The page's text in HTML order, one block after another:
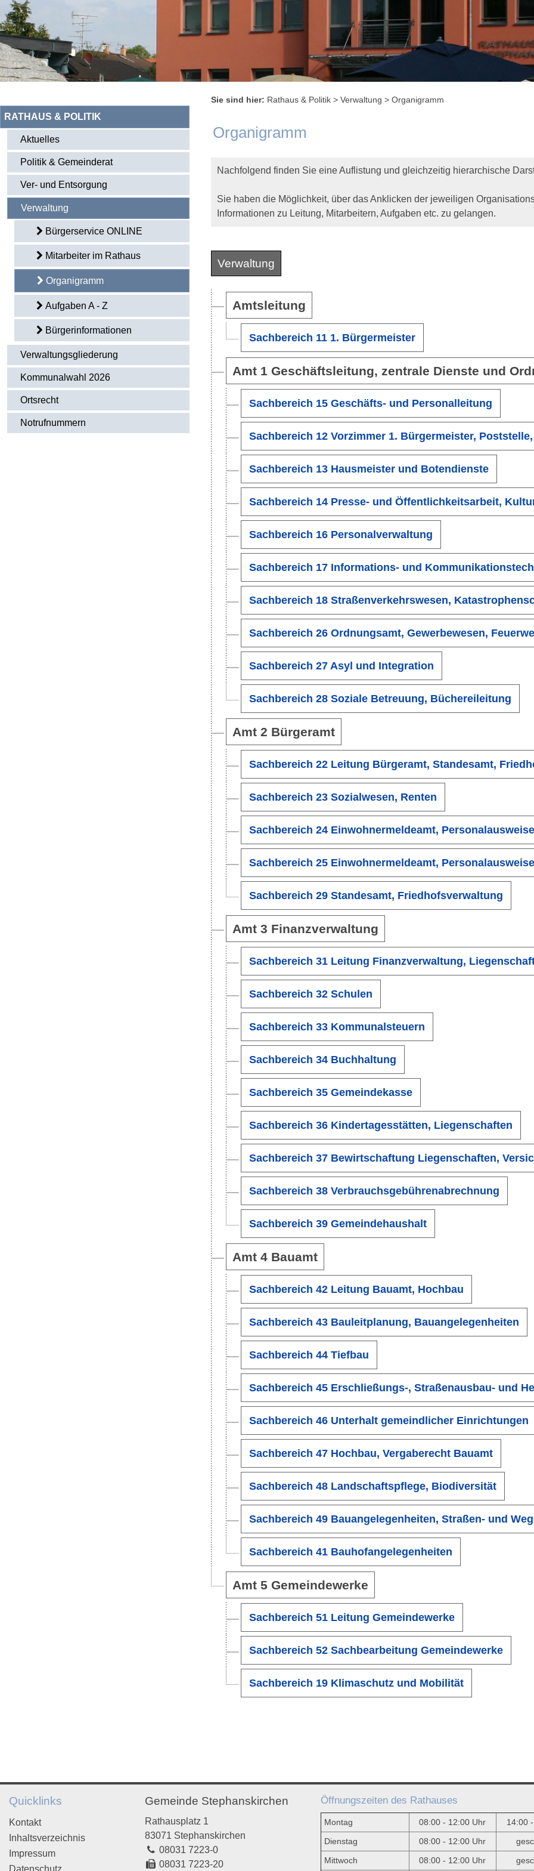
RATHAUS & POLITIK
Aktuelles
Politik & Gemeinderat
Ver- und Entsorgung
Verwaltung
Bürgerservice ONLINE
Mitarbeiter im Rathaus
Organigramm
Aufgaben A - Z
Bürgerinformationen
Verwaltungsgliederung
Kommunalwahl 2026
Ortsrecht
Notrufnummern
Sie sind hier: Rathaus & Politik > Verwaltung > Organigramm
Organigramm
Nachfolgend finden Sie eine Auflistung und gleichzeitig hierarchische
Sie haben die Möglichkeit, über das Anklicken der jeweiligen
Informationen zu Leitung, Mitarbeitern, Aufgaben etc. zu gelangen.
Verwaltung
Amtsleitung
Sachbereich 11 1. Bürgermeister
Amt 1 Geschäftsleitung, zentrale Dienste und
Sachbereich 15 Geschäfts- und Personalleitung
Sachbereich 12 Vorzimmer 1. Bürgermeister,
Sachbereich 13 Hausmeister und Botendienste
Sachbereich 14 Presse- und Öffentlichkeitsarbeit,
Sachbereich 16 Personalverwaltung
Sachbereich 17 Informations- und
Sachbereich 18 Straßenverkehrswesen,
Sachbereich 26 Ordnungsamt, Gewerbewesen,
Sachbereich 27 Asyl und Integration
Sachbereich 28 Soziale Betreuung, Büchereileitung
Amt 2 Bürgeramt
Sachbereich 22 Leitung Bürgeramt, Standesamt,
Sachbereich 23 Sozialwesen, Renten
Sachbereich 24 Einwohnermeldeamt,
Sachbereich 25 Einwohnermeldeamt,
Sachbereich 29 Standesamt, Friedhofsverwaltung
Amt 3 Finanzverwaltung
Sachbereich 31 Leitung Finanzverwaltung,
Sachbereich 32 Schulen
Sachbereich 33 Kommunalsteuern
Sachbereich 34 Buchhaltung
Sachbereich 35 Gemeindekasse
Sachbereich 36 Kindertagesstätten, Liegenschaften
Sachbereich 37 Bewirtschaftung Liegenschaften,
Sachbereich 38 Verbrauchsgebührenabrechnung
Sachbereich 39 Gemeindehaushalt
Amt 4 Bauamt
Sachbereich 42 Leitung Bauamt, Hochbau
Sachbereich 43 Bauleitplanung, Bauangelegenheiten
Sachbereich 44 Tiefbau
Sachbereich 45 Erschließungs-, Straßenausbau- und
Sachbereich 46 Unterhalt gemeindlicher Einrichtungen
Sachbereich 47 Hochbau, Vergaberecht Bauamt
Sachbereich 48 Landschaftspflege, Biodiversität
Sachbereich 49 Bauangelegenheiten, Straßen- und
Sachbereich 41 Bauhofangelegenheiten
Amt 5 Gemeindewerke
Sachbereich 51 Leitung Gemeindewerke
Sachbereich 52 Sachbearbeitung Gemeindewerke
Sachbereich 19 Klimaschutz und Mobilität
Quicklinks
Kontakt
Inhaltsverzeichnis
Impressum
Datenschutz
Gemeinde Stephanskirchen
Rathausplatz 1
83071 Stephanskirchen
08031 7223-0
08031 7223-20
Öffnungszeiten des Rathauses
Montag 08:00 - 12:00 Uhr
14:00
Dienstag
08:00 - 12:00 Uhr
Mittwoch
08:00 - 12:00 Uhr